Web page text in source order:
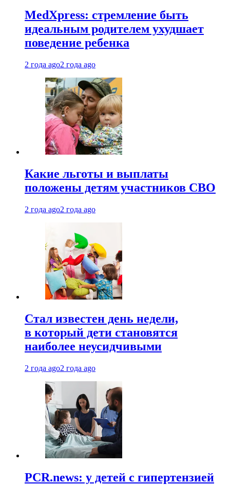
MedXpress: стремление быть
идеальным родителем ухудшает
поведение ребенка
2 года ago2 года ago
Какие льготы и выплаты
положены детям участников СВО
2 года ago2 года ago
Стал известен день недели,
в который дети становятся
наиболее неусидчивыми
2 года ago2 года ago
PCR.news: у детей с гипертензией